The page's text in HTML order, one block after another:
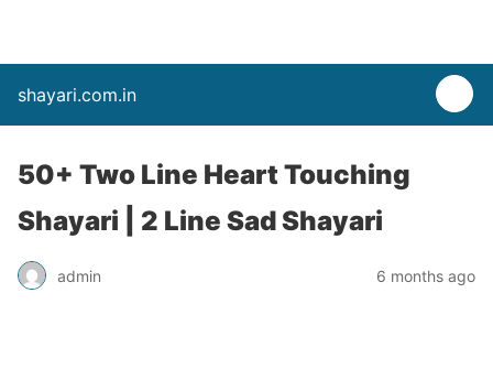
shayari.com.in
50+ Two Line Heart Touching
Shayari | 2 Line Sad Shayari
admin 6 months ago